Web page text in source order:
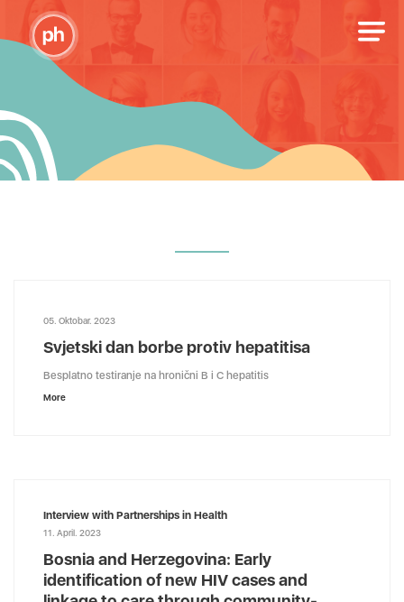
05. Oktobar. 2023
Svjetski dan borbe protiv hepatitisa
Besplatno testiranje na hronični B i C hepatitis
More
Interview with Partnerships in Health
11. April. 2023
Bosnia and Herzegovina: Early
identification of new HIV cases and